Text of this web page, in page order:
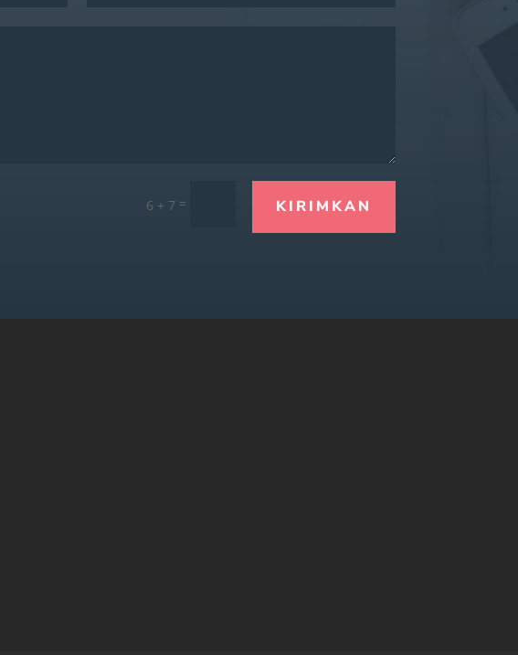
6 + 7 = KIRIMKAN